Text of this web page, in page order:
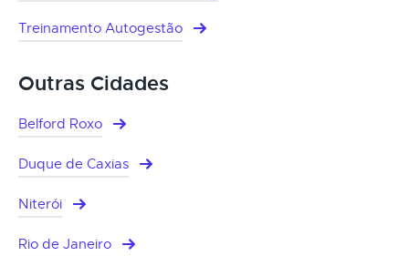
Treinamento Autogestão
Outras Cidades
Belford Roxo
Duque de Caxias
Niterói
Rio de Janeiro